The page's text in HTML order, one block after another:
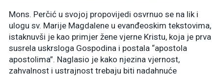
Mons. Perčić u svojoj propovijedi osvrnuo se na lik i
ulogu sv. Marije Magdalene u evanđeoskim tekstovima,
istaknuvši je kao primjer žene vjerne Kristu, koja je prva
susrela uskrsloga Gospodina i postala “apostola
apostolima”. Naglasio je kako njezina vjernost,
zahvalnost i ustrajnost trebaju biti nadahnuće